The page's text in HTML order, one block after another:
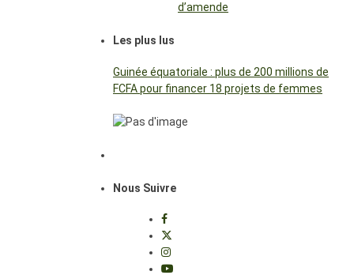
d’amende
Les plus lus
Guinée équatoriale : plus de 200 millions de
FCFA pour financer 18 projets de femmes
Nous Suivre